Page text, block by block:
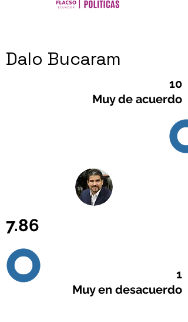
Dalo Bucaram
10
Muy de acuerdo
7.86
1
Muy en desacuerdo